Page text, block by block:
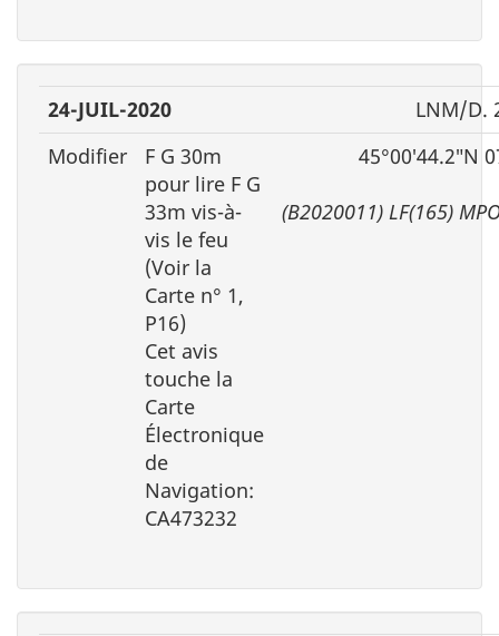
24-JUIL-2020
LNM/D.
Modifier
F G 30m
pour lire F G
33m vis-à-
vis le feu
(Voir la
Carte n° 1,
P16)
Cet avis
touche la
Carte
Électronique
de
Navigation:
CA473232
45°00′44.2″N
(B2020011) LF(165)